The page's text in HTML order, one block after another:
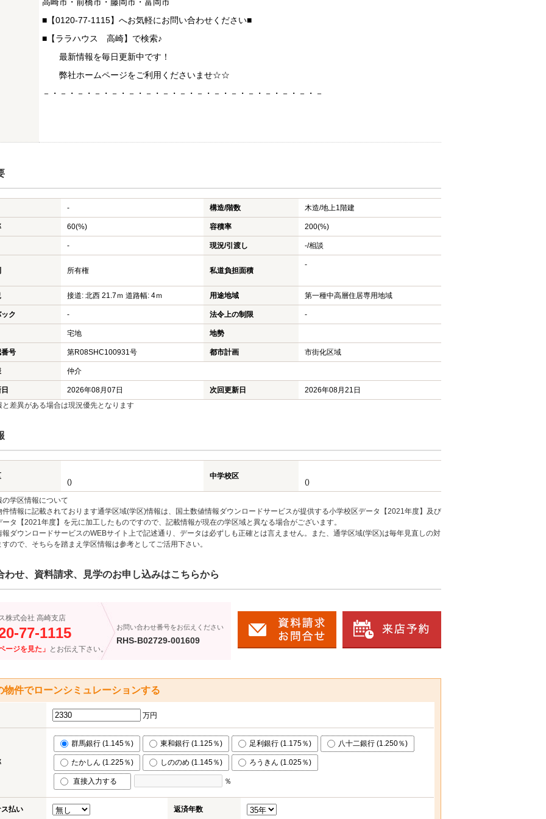
■【0120-77-1115】へお気軽にお問い合わせください■
■【ララハウス 高崎】で検索♪
最新情報を毎日更新中です！
弊社ホームページをご利用くださいませ☆☆
－・－・－・－・－・－・－・－・－・－・－・－・－・－・－・－・－
- 構造/階数 木造/地上1階建
60(%) 容積率 200(%)
- 現況/引渡し -/相談
所有権 私道負担面積
-
接道: 北西 21.7ｍ 道路幅: 4ｍ 用途地域 第一種中高層住居専用地域
ク - 法令上の制限 -
宅地 地勢
号 第R08SHC100931号 都市計画 市街化区域
仲介
2026年08月07日 次回更新日
2026年08月21日
差異がある場合は現況優先となります
()
中学校区
()
学区情報について
件情報に記載されております通学区域(学区)情報は、国土数値情報ダウンロードサービスが提供する小学校区データ【2021年度】及び
ータ【2021年度】を元に加工したものですので、記載情報が現在の学区域と異なる場合がございます。
報ダウンロードサービスのWEBサイト上で記述通り、データは必ずしも正確とは言えません。また、通学区域(学区)は毎年見直しの対
ので、そちらを踏まえ学区情報は参考としてご活用下さい。
わせ、資料請求、見学のお申し込みはこちらから
株式会社 高崎支店
77-1115
ージを見た」 とお伝え下さい。
お問い合わせ番号をお伝えください
RHS-B02729-001609
物件でローンシミュレーションする
万円
群馬銀行 (1.145％) 東和銀行 (1.125％) 足利銀行 (1.175％) 八十二銀行 (1.250％)
たかしん (1.225％) しののめ (1.145％) ろうきん (1.025％)
直接入力する ％
払い 返済年数